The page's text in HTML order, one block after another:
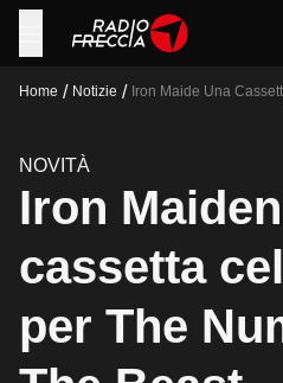
Home / Notizie / Iron Maide Una
NOVITÀ
Iron
cassetta
per The